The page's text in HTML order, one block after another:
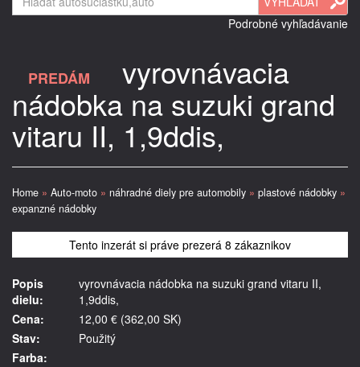
Podrobné vyhľadávanie
PREDÁM vyrovnávacia
nádobka na suzuki grand
vitaru II, 1,9ddis,
Home » Auto-moto » náhradné diely pre automobily » plastové nádobky »
expanzné nádobky
Tento inzerát si práve prezerá 8 zákaznikov
Popis
dielu:
vyrovnávacia nádobka na suzuki grand vitaru II,
1,9ddis,
Cena:
12,00 € (362,00 SK)
Stav:
Použitý
Farba: